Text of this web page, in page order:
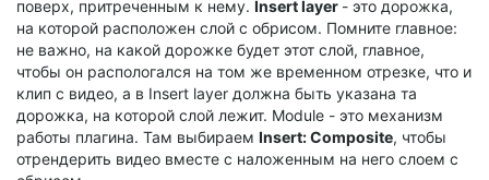
поверх, притреченным к нему. Insert layer - это дорожка,
на которой расположен слой с обрисом. Помните главное:
не важно, на какой дорожке будет этот слой, главное,
чтобы он распологался на том же временном отрезке, что и
клип с видео, а в Insert layer должна быть указана та
дорожка, на которой слой лежит. Module - это механизм
работы плагина. Там выбираем Insert: Composite, чтобы
отрендерить видео вместе с наложенным на него слоем с